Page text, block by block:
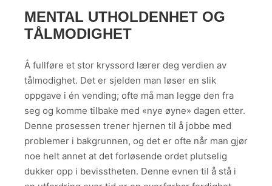
MENTAL UTHOLDENHET OG
TÅLMODIGHET
Å fullføre et stor kryssord lærer deg verdien av
tålmodighet. Det er sjelden man løser en slik
oppgave i én vending; ofte må man legge den fra
seg og komme tilbake med «nye øyne» dagen etter.
Denne prosessen trener hjernen til å jobbe med
problemer i bakgrunnen, og det er ofte når man gjør
noe helt annet at det forløsende ordet plutselig
dukker opp i bevisstheten. Denne evnen til å stå i